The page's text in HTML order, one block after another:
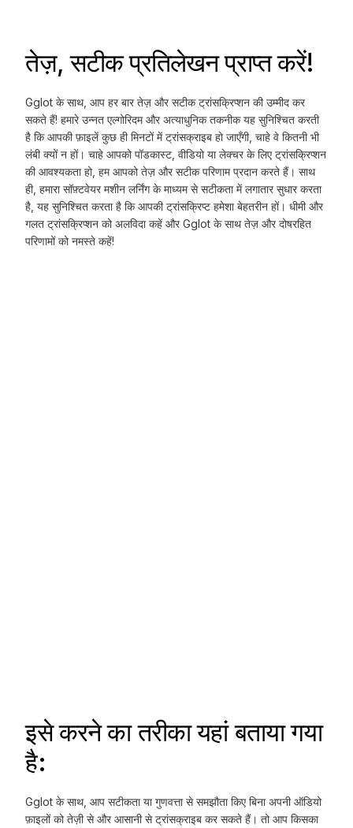
तेज़, सटीक प्रतिलेखन प्राप्त करें!
Gglot के साथ, आप हर बार तेज़ और सटीक ट्रांसक्रिप्शन की उम्मीद कर
सकते हैं! हमारे उन्नत एल्गोरिदम और अत्याधुनिक तकनीक यह सुनिश्चित करती
है कि आपकी फ़ाइलें कुछ ही मिनटों में ट्रांसक्राइब हो जाएँगी, चाहे वे कितनी भी
लंबी क्यों न हों। चाहे आपको पॉडकास्ट, वीडियो या लेक्चर के लिए ट्रांसक्रिप्शन
की आवश्यकता हो, हम आपको तेज़ और सटीक परिणाम प्रदान करते हैं। साथ
ही, हमारा सॉफ़्टवेयर मशीन लर्निंग के माध्यम से सटीकता में लगातार सुधार करता
है, यह सुनिश्चित करता है कि आपकी ट्रांसक्रिप्ट हमेशा बेहतरीन हों। धीमी और
गलत ट्रांसक्रिप्शन को अलविदा कहें और Gglot के साथ तेज़ और दोषरहित
परिणामों को नमस्ते कहें!
इसे करने का तरीका यहां बताया गया
है:
Gglot के साथ, आप सटीकता या गुणवत्ता से समझौता किए बिना अपनी ऑडियो
फ़ाइलों को तेज़ी से और आसानी से ट्रांसक्राइब कर सकते हैं। तो आप किसका